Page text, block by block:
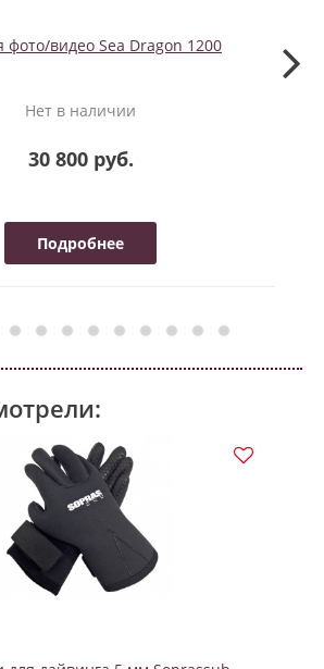
фото/видео Sea Dragon 1200
Нет в наличии
30 800 руб.
Подробнее